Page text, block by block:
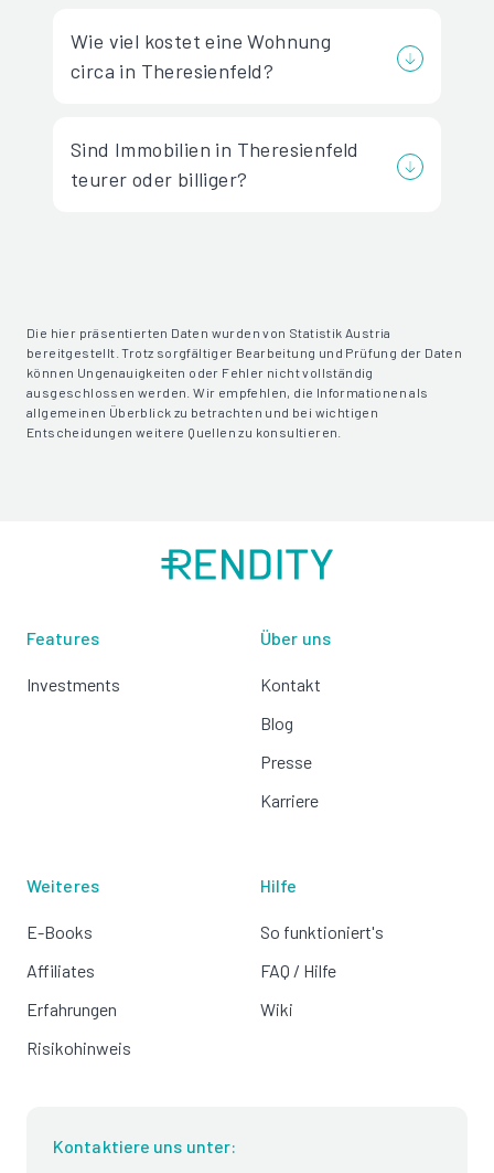
Wie viel kostet eine Wohnung
circa in Theresienfeld?
Sind Immobilien in Theresienfeld
teurer oder billiger?
Die hier präsentierten Daten wurden von Statistik Austria
bereitgestellt. Trotz sorgfältiger Bearbeitung und Prüfung der Daten
können Ungenauigkeiten oder Fehler nicht vollständig
ausgeschlossen werden. Wir empfehlen, die Informationen als
allgemeinen Überblick zu betrachten und bei wichtigen
Entscheidungen weitere Quellen zu konsultieren.
Features
Investments
Über uns
Kontakt
Blog
Presse
Karriere
Weiteres
E-Books
Affiliates
Erfahrungen
Risikohinweis
Hilfe
So funktioniert's
FAQ / Hilfe
Wiki
Kontaktiere uns unter: